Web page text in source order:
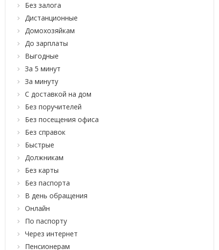
Без залога
Дистанционные
Домохозяйкам
До зарплаты
Выгодные
За 5 минут
За минуту
С доставкой на дом
Без поручителей
Без посещения офиса
Без справок
Быстрые
Должникам
Без карты
Без паспорта
В день обращения
Онлайн
По паспорту
Через интернет
Пенсионерам